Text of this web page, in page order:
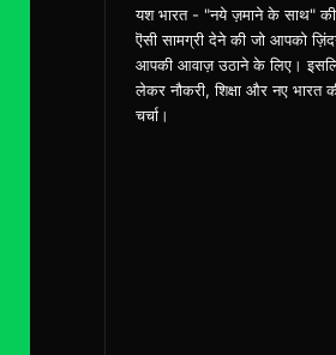
यश भारत - "नये ज़माने के साथ"
ऎसी सामग्री देने की जो आपको
आपकी आवाज़ उठाने के लिए।
लेकर नौकरी, शिक्षा और नए भारत
चर्चा।